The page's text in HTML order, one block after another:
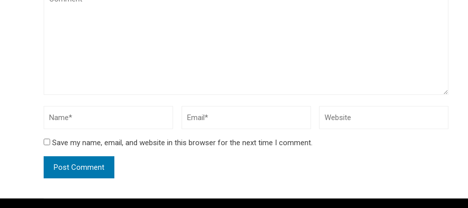
Save my name, email, and website in this browser for the next time I comment.